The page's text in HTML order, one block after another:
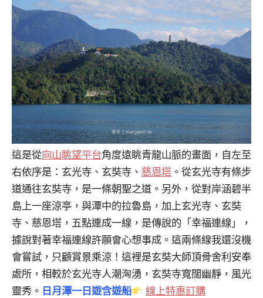
這是從向山眺望平台角度遠眺青龍山脈的畫面，自左至
右依序是：玄光寺、玄奘寺、 慈恩塔 。從玄光寺有條步
道通往玄奘寺，是一條朝聖之道。另外，從對岸涵碧半
島上一座涼亭，與潭中的拉魯島，加上玄光寺、玄奘
寺、慈恩塔，五點連成一線，是傳說的「幸福連線」，
據說對著幸福連線許願會心想事成。這兩條線我還沒機
會嘗試，只顧賞景乘涼！這裡是玄奘大師頂骨舍利安奉
處所，相較於玄光寺人潮洶湧，玄奘寺寬闊幽靜，風光
靈秀。 日月潭一日遊含遊船 線上特惠訂購